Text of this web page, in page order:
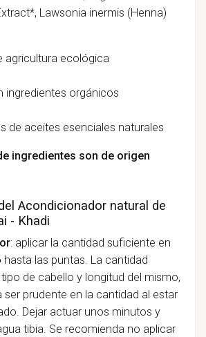
Lawsonia inermis (Henna)
agricultura ecológica
ingredientes orgánicos
de aceites esenciales naturales
ingredientes son de origen
Acondicionador natural de
- Khadi
: aplicar la cantidad suficiente en
las puntas. La cantidad
de cabello y longitud del mismo,
ser prudente en la cantidad al estar
Dejar actuar unos minutos y
tibia. Se recomienda no aplicar